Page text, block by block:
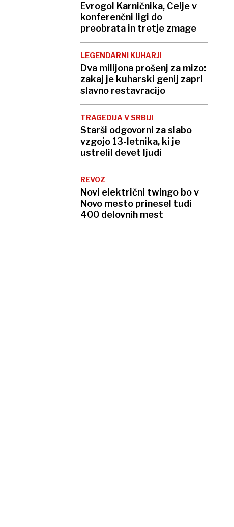
Evrogol Karničnika, Celje v
konferenčni ligi do
preobrata in tretje zmage
LEGENDARNI KUHARJI
Dva milijona prošenj za mizo:
zakaj je kuharski genij zaprl
slavno restavracijo
TRAGEDIJA V SRBIJI
Starši odgovorni za slabo
vzgojo 13-letnika, ki je
ustrelil devet ljudi
REVOZ
Novi električni twingo bo v
Novo mesto prinesel tudi
400 delovnih mest